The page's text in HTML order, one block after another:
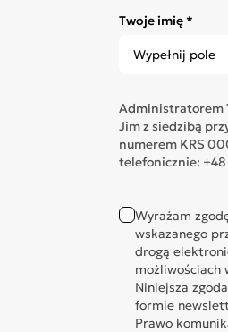
Twoje imię *
Administratorem
Jim z siedzibą
numerem KRS
telefonicznie:
Wyrażam
wskazanego
drogą
możliwościach
Niniejsza
formie
Prawo